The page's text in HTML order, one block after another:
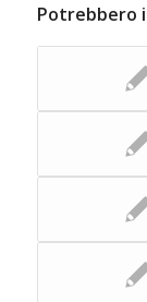
Potrebbero